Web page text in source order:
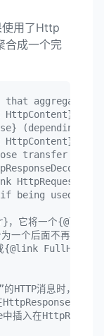
用了Http
合成一个完
aggregates
(depending
transfer
being used to
它将一个{@link
一个后面不再有
HTTP消息时，它是
插入在